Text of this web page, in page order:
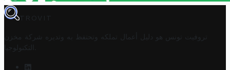
TROVIT
تروفيت تونس هو دليل أعمال تملكه وتحتفظ به وتديره
شركة مخزن
التكنولوجيا